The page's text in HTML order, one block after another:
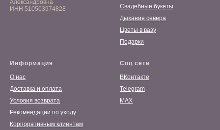
Александровна
ИНН 510503974828
Свадебные букеты
Дыхание севера
Цветы в вазу
Подарки
Информация
О нас
Доставка и оплата
Условия возврата
Рекомендации по уходу
Корпоративным клиентам
Соц сети
ВКонтакте
Telegram
MAX